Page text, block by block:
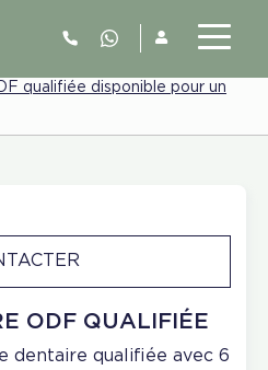
qualifiée disponible pour un
ODF QUALIFIÉE
dentaire qualifiée avec 6